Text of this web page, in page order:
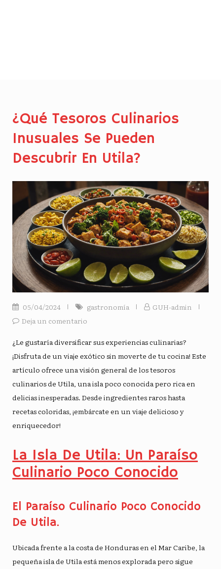
¿Qué Tesoros Culinarios
Inusuales Se Pueden
Descubrir En Utila?
05/04/2024 gastronomía
GUH-admin
Deja un comentario
¿Le gustaría diversificar sus experiencias culinarias?
¡Disfruta de un viaje exótico sin moverte de tu cocina! Este
artículo ofrece una visión general de los tesoros
culinarios de Utila, una isla poco conocida pero rica en
delicias inesperadas. Desde ingredientes raros hasta
recetas coloridas, ¡embárcate en un viaje delicioso y
enriquecedor!
La Isla De Utila: Un Paraíso
Culinario Poco Conocido
El Paraíso Culinario Poco Conocido
De Utila.
Ubicada frente a la costa de Honduras en el Mar Caribe, la
pequeña isla de Utila está menos explorada pero sigue